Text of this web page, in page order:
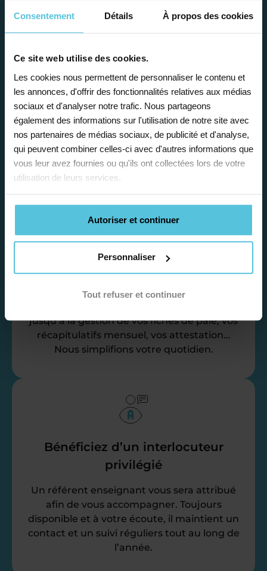
Consentement Détails À propos des cookies
Ce site web utilise des cookies.
Les cookies nous permettent de personnaliser le contenu et
les annonces, d'offrir des fonctionnalités relatives aux médias
sociaux et d'analyser notre trafic. Nous partageons
également des informations sur l'utilisation de notre site avec
nos partenaires de médias sociaux, de publicité et d'analyse,
qui peuvent combiner celles-ci avec d'autres informations que
vous leur avez fournies ou qu'ils ont collectées lors de votre
utilisation de leurs services.
Autoriser et continuer
Personnaliser
Tout refuser et continuer
Enseignez près de chez vous, selon
vos horaires
Afin de garantir le meilleur
accompagnement, nous organisons votre
emploi du temps en fonction de votre profil,
vos disponibilités et votre flexibilité.
Nos équipes d’experts se chargent de tout
jusqu’à la gestion de vos fiches de paie, vos
récapitulatifs mensuel, vos attestation…
Nous simplifions votre quotidien.
Bénéficiez d’un interlocuteur
privilégié
Un référent enseignant vous sera attribué
afin de vous accompagner. Toujours
disponible et à votre écoute, il maintient un
contact et un suivi réguliers tout au long de
l’année.